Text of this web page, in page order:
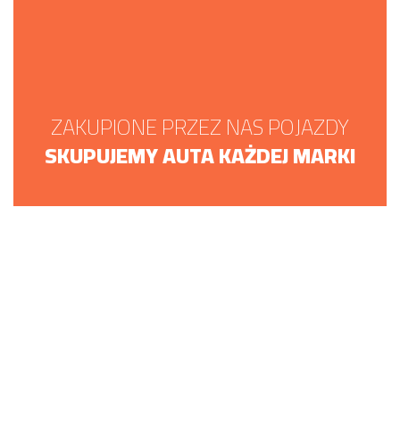
ZAKUPIONE PRZEZ NAS POJAZDY
SKUPUJEMY AUTA KAŻDEJ MARKI